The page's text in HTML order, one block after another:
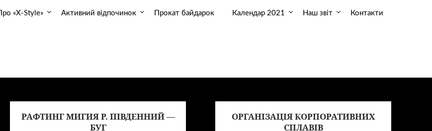
Про «X-Style» Активний відпочинок Прокат байдарок Календар 2021 Наш звіт Контакти
РАФТИНГ МИГИЯ Р. ПІВДЕННИЙ —
БУГ
ОРГАНІЗАЦІЯ КОРПОРАТИВНИХ
СПЛАВІВ